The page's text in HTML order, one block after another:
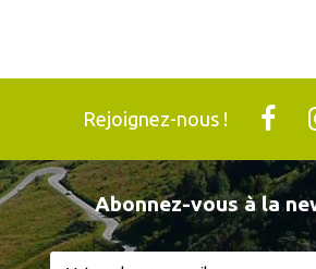
Rejoignez-nous !
Abonnez-vous à la